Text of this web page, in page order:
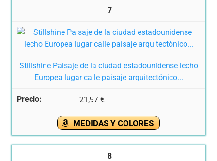
7
Stillshine Paisaje de la ciudad estadounidense lecho
Europea lugar calle paisaje arquitectónico...
21,97 €
MEDIDAS Y COLORES
8